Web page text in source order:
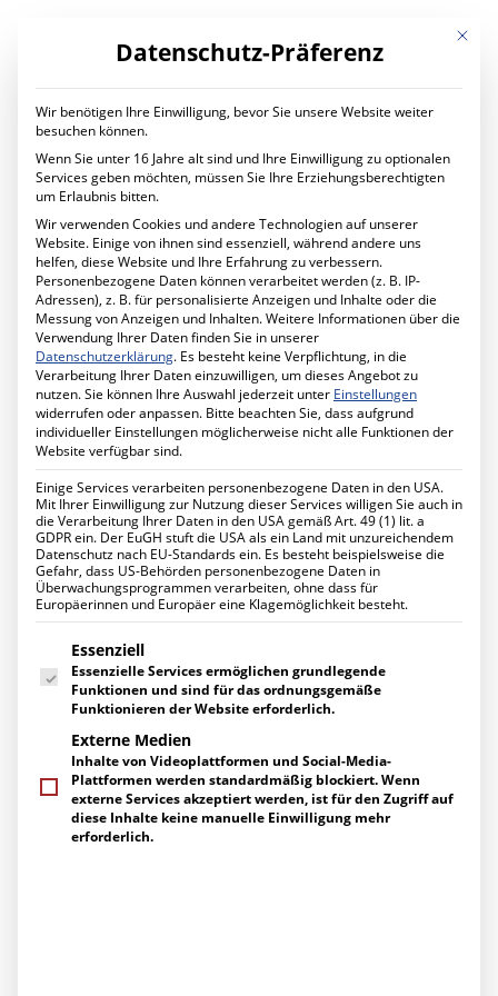
LEISTUNGEN
Digitaler Wandel im Unternehmen
Ihr Projekt mit uns
IT Services
Planung und Betrieb
IT Managed Services
Ihr Projekt mit uns
Cyber Security
Mehr Sicherheit für Ihr Unternehmen
Förderprogramm MID-Digitale Sicherheit
Ihr Projekt mit uns
Schule Digital
Unterricht digital gestalten
Ihr Projekt mit uns
Cabling Solutions
Strukturierte Verkabelung im Gebäude
Ihr Projekt mit uns
Datenschutz
Datenschutz für Ihr Unternehmen
Ihr Projekt mit uns
UNTERNEHMEN
Über uns
Management
Ihre Ansprechpartner
Engagement
Zertifizierungen
Herstellerpartner
Referenzen
KARRIERE
Stellenangebote
Ausbildung
AKTUELLES
News
Events
Pressemitteilungen
Veranstaltung
Startseite Posts Tagged "Veranstaltung"(Page 2)
Mit
Datenschutz-Präferenz
Wir benötigen Ihre Einwilligung, bevor Sie unsere Website weiter
besuchen können.
Wenn Sie unter 16 Jahre alt sind und Ihre Einwilligung zu optionalen
Services geben möchten, müssen Sie Ihre Erziehungsberechtigten
um Erlaubnis bitten.
Wir verwenden Cookies und andere Technologien auf unserer
Website. Einige von ihnen sind essenziell, während andere uns
helfen, diese Website und Ihre Erfahrung zu verbessern.
Personenbezogene Daten können verarbeitet werden (z. B. IP-
Adressen), z. B. für personalisierte Anzeigen und Inhalte oder die
Messung von Anzeigen und Inhalten.Weitere Informationen über die
Verwendung Ihrer Daten finden Sie in unserer
Datenschutzerklärung. Es besteht keine Verpflichtung, in die
Verarbeitung Ihrer Daten einzuwilligen, um dieses Angebot zu
nutzen.Sie können Ihre Auswahl jederzeit unter Einstellungen
widerrufen oder anpassen. Bitte beachten Sie, dass aufgrund
individueller Einstellungen möglicherweise nicht alle Funktionen der
Website verfügbar sind.
Einige Services verarbeiten personenbezogene Daten in den USA.
Mit Ihrer Einwilligung zur Nutzung dieser Services willigen Sie auch in
die Verarbeitung Ihrer Daten in den USA gemäß Art. 49 (1) lit. a
GDPR ein. Der EuGH stuft die USA als ein Land mit unzureichendem
Datenschutz nach EU-Standards ein. Es besteht beispielsweise die
Gefahr, dass US-Behörden personenbezogene Daten in
Überwachungsprogrammen verarbeiten, ohne dass für
Europäerinnen und Europäer eine Klagemöglichkeit besteht.
Es folgt eine Liste der Service-Gruppen, für die eine Einwilligung
Essenziell
Essenzielle Services ermöglichen grundlegende
Funktionen und sind für das ordnungsgemäße
Funktionieren der Website erforderlich.
Externe Medien
Inhalte von Videoplattformen und Social-Media-
Plattformen werden standardmäßig blockiert. Wenn
externe Services akzeptiert werden, ist für den Zugriff auf
diese Inhalte keine manuelle Einwilligung mehr
erforderlich.